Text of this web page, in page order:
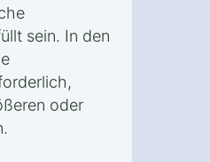
sein. In den
oder